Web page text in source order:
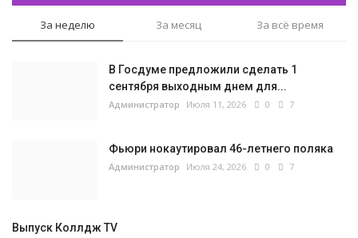
За неделю За месяц За всё время
В Госдуме предложили сделать 1
сентября выходным днем для...
Администратор Июля 11, 2026 0 7
Фьюри нокаутировал 46-летнего поляка
Администратор Июля 24, 2026 0 7
Выпуск Коллдж TV